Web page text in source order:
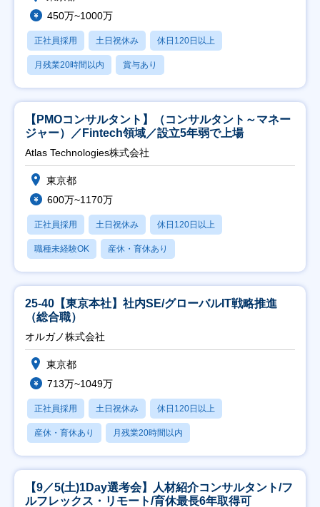
450万~1000万
正社員採用 土日祝休み 休日120日以上
月残業20時間以内 賞与あり
【PMOコンサルタント】（コンサルタント～マネー
ジャー）／Fintech領域／設立5年弱で上場
Atlas Technologies株式会社
東京都
600万~1170万
正社員採用 土日祝休み 休日120日以上
職種未経験OK 産休・育休あり
25-40【東京本社】社内SE/グローバルIT戦略推進
（総合職）
オルガノ株式会社
東京都
713万~1049万
正社員採用 土日祝休み 休日120日以上
産休・育休あり 月残業20時間以内
【9／5(土)1Day選考会】人材紹介コンサルタント/フ
ルフレックス・リモート/育休最長6年取得可